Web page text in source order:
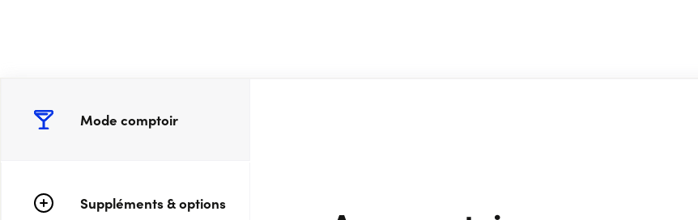
Mode comptoir
Suppléments & options